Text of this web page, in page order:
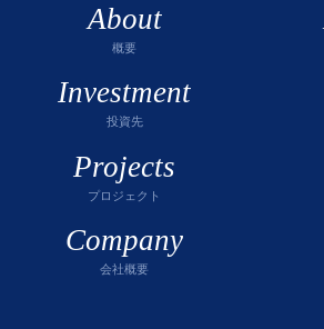
About
概要
Investment
投資先
Projects
プロジェクト
Company
会社概要